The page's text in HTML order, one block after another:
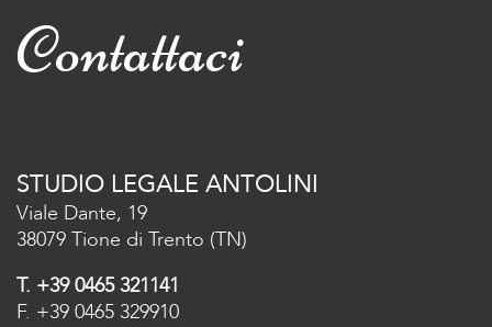
Contattaci
STUDIO LEGALE ANTOLINI
Viale Dante, 19
38079 Tione di Trento (TN)
T. +39 0465 321141
F. +39 0465 329910